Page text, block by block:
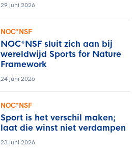
29 juni 2026
NOC*NSF
NOC*NSF sluit zich aan bij
wereldwijd Sports for Nature
Framework
24 juni 2026
NOC*NSF
Sport is het verschil maken;
laat die winst niet verdampen
23 juni 2026